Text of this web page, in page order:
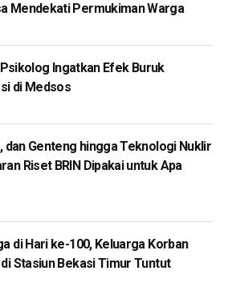
Mendekati Permukiman Warga
Ingatkan Efek Buruk
di Medsos
dan Genteng hingga Teknologi Nuklir
Riset BRIN Dipakai untuk Apa
di Hari ke-100, Keluarga Korban
Stasiun Bekasi Timur Tuntut